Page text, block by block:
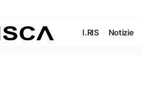
I.RIS Notizie